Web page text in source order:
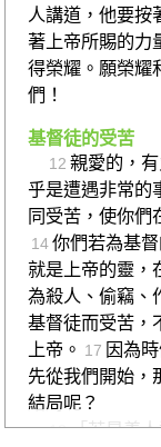
人講道，他要按
著上帝所賜的力
得榮耀。願榮耀
們！
基督徒的受苦
12 親愛的，
乎是遭遇非常的
同受苦，使你們
14你們若為基
就是上帝的靈，
為殺人、偷竊、
基督徒而受苦，
上帝。 17 因為
先從我們開始，
結局呢？
18「若是義